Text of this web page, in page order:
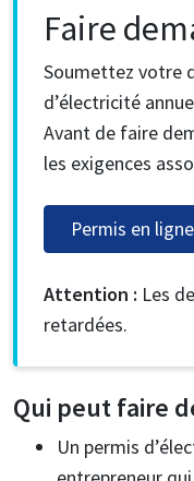
Faire
Soumettez votre
d’électricité
Avant de faire
les exigences
Permis en ligne
Attention : Les
retardées.
Qui peut faire
Un permis